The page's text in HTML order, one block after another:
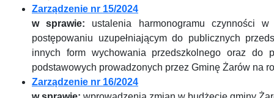
Zarządzenie nr 15/2024
w sprawie: ustalenia harmonogramu czynności
postępowaniu uzupełniającym do publicznych
innych form wychowania przedszkolnego oraz do
podstawowych prowadzonych przez Gminę Żarów na
Zarządzenie nr 16/2024